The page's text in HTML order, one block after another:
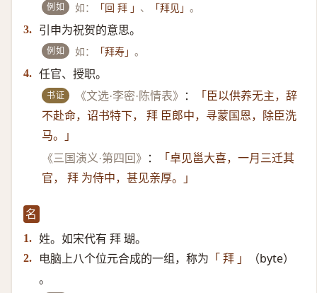
例如 如： 「回 拜 」 、 「拜见」。
3. 引申为祝贺的意思。
例如 如： 「拜寿」。
4. 任官、授职。
书证 《文选·李密·陈情表》 ：
「臣以供养无主，辞
不赴命，诏书特下， 拜 臣郎中，寻蒙国恩，除臣洗
马。」
《三国演义·第四回》
：
「卓见邕大喜，一月三迁其
官， 拜 为侍中，甚见亲厚。」
名
1. 姓。如宋代有 拜 瑚。
2. 电脑上八个位元合成的一组，称为 「 拜 」
（byte）​
。